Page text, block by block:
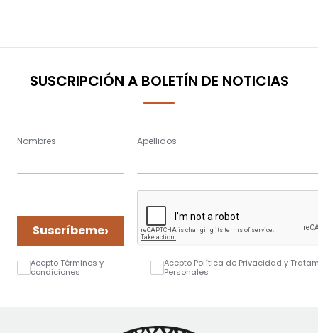
SUSCRIPCIÓN A BOLETÍN DE NOTICIAS
Nombres Apellidos
Suscríbeme›
Acepto Términos y
condiciones
Acepto Política de Privacidad y
Personales